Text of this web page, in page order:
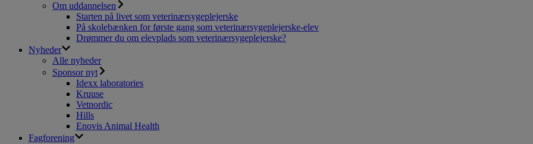
Om uddannelsen
Starten på livet som veterinærsygeplejerske
På skolebænken for første gang som veterinærsygeplejerske-elev
Drømmer du om elevplads som veterinærsygeplejerske?
Nyheder
Alle nyheder
Sponsor nyt
Idexx laboratories
Kruuse
Vetnordic
Hills
Enovis Animal Health
Fagforening